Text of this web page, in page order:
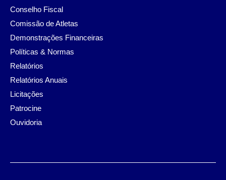
Conselho Fiscal
Comissão de Atletas
Demonstrações Financeiras
Políticas & Normas
Relatórios
Relatórios Anuais
Licitações
Patrocine
Ouvidoria